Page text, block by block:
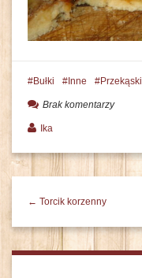
Bułki Inne Przekąski
Brak komentarzy
Ika
← Torcik korzenny